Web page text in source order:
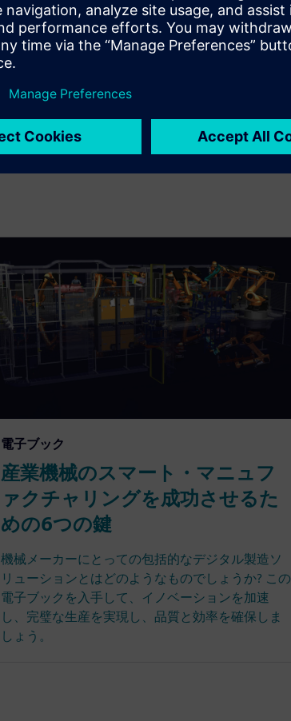
電子ブック
産業機械のスマート・マニュフ
ァクチャリングを成功させるた
めの6つの鍵
機械メーカーにとっての包括的なデジタル製造ソ
リューションとはどのようなものでしょうか? この
電子ブックを入手して、イノベーションを加速
し、完璧な生産を実現し、品質と効率を確保しま
しょう。